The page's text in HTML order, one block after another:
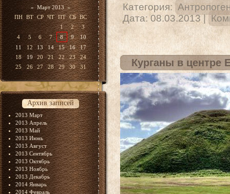
« Март 2013 »
ПН ВТ СР ЧТ ПТ СБ ВС
1
2
3
4
5 6 7 8 9
10
11
12 13 14 15 16
17
18
19 20 21 22 23
24
25
26 27 28 29 30 31
Архив записей
2013 Март
2013 Апрель
2013 Май
2013 Июнь
2013 Август
2013 Сентябрь
2013 Октябрь
2013 Ноябрь
2013 Декабрь
2014 Январь
2014 Февраль
Категория:
Дата:08.03.2013|
Курганы в центре